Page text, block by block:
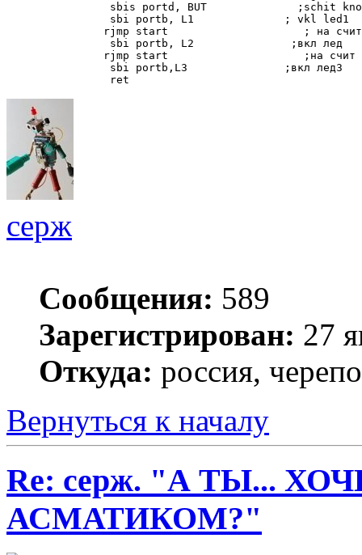
sbis portd, BUT              ;schit
sbi portb, L1              ; vkl led1
rjmp start                     ; на
sbi portb, L2               ;вкл лед
rjmp start                     ;на счит
sbi portb,L3               ;вкл лед3
ret
серж
Сообщения: 589
Зарегистрирован: 27
Откуда: россия,
Вернуться к началу
Re: серж. "А ТЫ...
АСМАТИКОМ?"